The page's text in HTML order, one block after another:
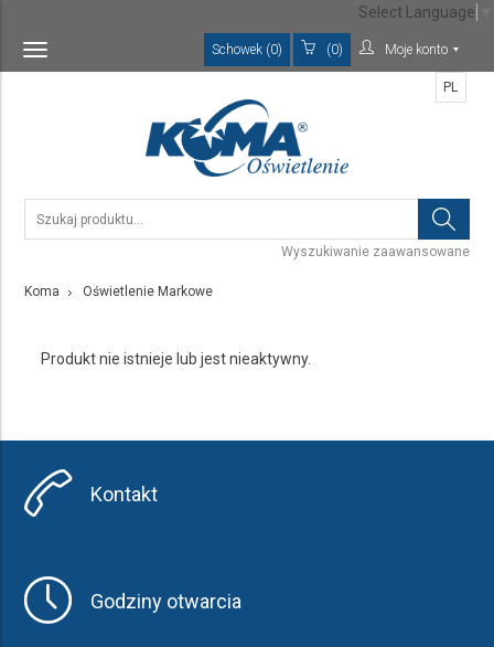
Toggle
navigation
Schowek (0) (0) Moje konto
Wyszukiwanie zaawansowane
PL
Koma Oświetlenie Markowe
Produkt nie istnieje lub jest nieaktywny.
Kontakt
Godziny otwarcia
Select Language